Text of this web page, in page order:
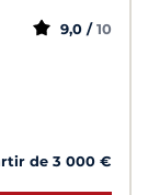
9,0 / 10
de 3 000 €